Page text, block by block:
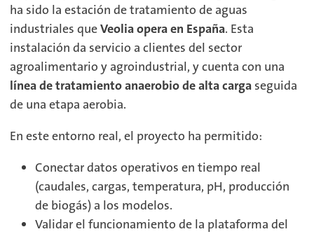
ha sido la estación de tratamiento de aguas
industriales queVeolia opera en España. Esta
instalación da servicio a clientes del sector
agroalimentario y agroindustrial, y cuenta con una
línea de tratamiento anaerobio de alta cargaseguida
de una etapa aerobia.
En este entorno real, el proyecto ha permitido:
Conectar datos operativos en tiempo real
(caudales, cargas, temperatura, pH, producción
de biogás) a los modelos.
Validar el funcionamiento de la plataforma del